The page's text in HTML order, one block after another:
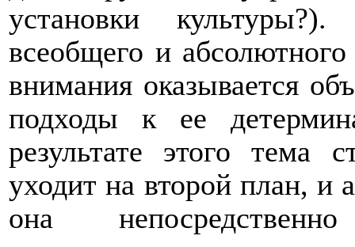
установки
всеобщего и
внимания оказывается
подходы к ее
результате этого тема
уходит на второй план, и
она